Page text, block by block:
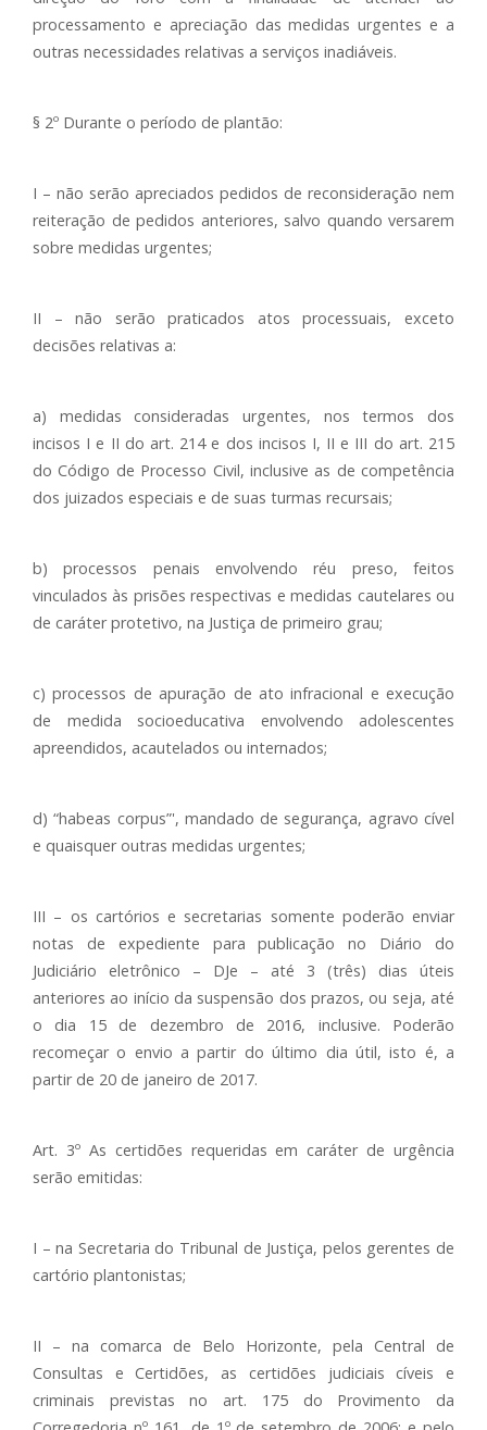
processamento e apreciação das medidas urgentes e a
outras necessidades relativas a serviços inadiáveis.
§ 2º Durante o período de plantão:
I – não serão apreciados pedidos de reconsideração nem
reiteração de pedidos anteriores, salvo quando versarem
sobre medidas urgentes;
II – não serão praticados atos processuais, exceto
decisões relativas a:
a) medidas consideradas urgentes, nos termos dos
incisos I e II do art. 214 e dos incisos I, II e III do art. 215
do Código de Processo Civil, inclusive as de competência
dos juizados especiais e de suas turmas recursais;
b) processos penais envolvendo réu preso, feitos
vinculados às prisões respectivas e medidas cautelares ou
de caráter protetivo, na Justiça de primeiro grau;
c) processos de apuração de ato infracional e execução
de medida socioeducativa envolvendo adolescentes
apreendidos, acautelados ou internados;
d) “habeas corpus”', mandado de segurança, agravo cível
e quaisquer outras medidas urgentes;
III – os cartórios e secretarias somente poderão enviar
notas de expediente para publicação no Diário do
Judiciário eletrônico – DJe – até 3 (três) dias úteis
anteriores ao início da suspensão dos prazos, ou seja, até
o dia 15 de dezembro de 2016, inclusive. Poderão
recomeçar o envio a partir do último dia útil, isto é, a
partir de 20 de janeiro de 2017.
Art. 3º As certidões requeridas em caráter de urgência
serão emitidas:
I – na Secretaria do Tribunal de Justiça, pelos gerentes de
cartório plantonistas;
II – na comarca de Belo Horizonte, pela Central de
Consultas e Certidões, as certidões judiciais cíveis e
criminais previstas no art. 175 do Provimento da